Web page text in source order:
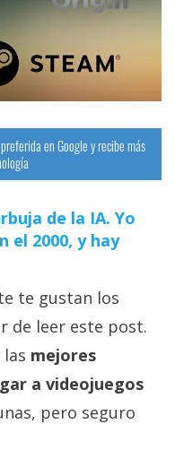
en Google y recibe más
de la IA. Yo
el 2000, y hay
te gustan los
de leer este post.
mejores
a videojuegos
pero seguro